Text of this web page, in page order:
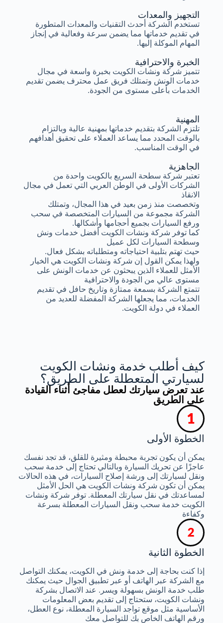
الخبرة والاحترافية
تتميز شركة ونشات الكويت بخبرة واسعة في مجال
خدمات الونش وتمتلك فريق عمل محترف يضمن تقديم
الخدمات بأعلى مستوى من الجودة.
التجهيز والمعدات
تستخدم الشركة أحدث التقنيات والمعدات المتطورة
في تقديم خدماتها مما يضمن سرعة وفعالية في إنجاز
المهام الموكلة إليها.
المهنية
تلتزم الشركة بتقديم خدماتها بمهنية عالية وبالتزام
بالوقت المحدد مما يساعد العملاء على تحقيق أهدافهم
في الوقت المناسب.
الجاهزية
تعتبر شركة سطحة السريع بالكويت واحدة من
الشركات الأولى في الوطن العربي التي تعمل في مجال
الانقاذ
وتخصصت منذ زمن بعيد في هذا المجال، وتمتلك
الشركة مجموعة من السيارات المتخصصة في سحب
ورفع السيارات بجميع أحجامها وأشكالها.
كما توفر شركة ونشات الكويت أفضل خدمات ونش
وسطحة السيارات لكل عميل
حيث تهتم بتلبية احتياجاته ومتطلباته بشكل فعال.
ولهذا يمكن القول إن شركة ونشات الكويت هي الخيار
الأمثل للعملاء الذين يبحثون عن خدمات الونش على
مستوى عالي من الجودة والاحترافية
تتمتع الشركة بسمعة ممتازة وتاريخ حافل في تقديم
الخدمات، مما يجعلها الشركة المفضلة للعديد من
العملاء في دولة الكويت.
كيف أطلب خدمة ونشات الكويت
لسيارتي المتعطلة على الطريق؟
عند تعرض سيارتك لعطل مفاجئ أثناء القيادة
على الطريق
الخطوة الأولى
يمكن أن يكون تجربة محبطة ومثيرة للقلق، قد تجد نفسك
عاجزًا عن تحريك السيارة وبالتالي تحتاج إلى خدمة سحب
ونقل لسيارتك إلى ورشة إصلاح السيارات، في هذه الحالات
يمكن أن تكون شركة ونشات الكويت هي الحل الأمثل
لمساعدتك في نقل سيارتك المعطلة. توفر شركة ونشات
الكويت خدمة سحب ونقل السيارات المعطلة بسرعة
وكفاءة
الخطوة الثانية
إذا كنت بحاجة إلى خدمة ونش في الكويت، يمكنك التواصل
مع الشركة عبر الهاتف أو عبر تطبيق الجوال حيث يمكنك
طلب خدمة الونش بسهولة ويسر. عند الاتصال بشركة
ونشات الكويت، ستحتاج إلى تقديم بعض المعلومات
الأساسية مثل موقع تواجد السيارة المعطلة، نوع العطل،
ورقم الهاتف الخاص بك للتواصل معك